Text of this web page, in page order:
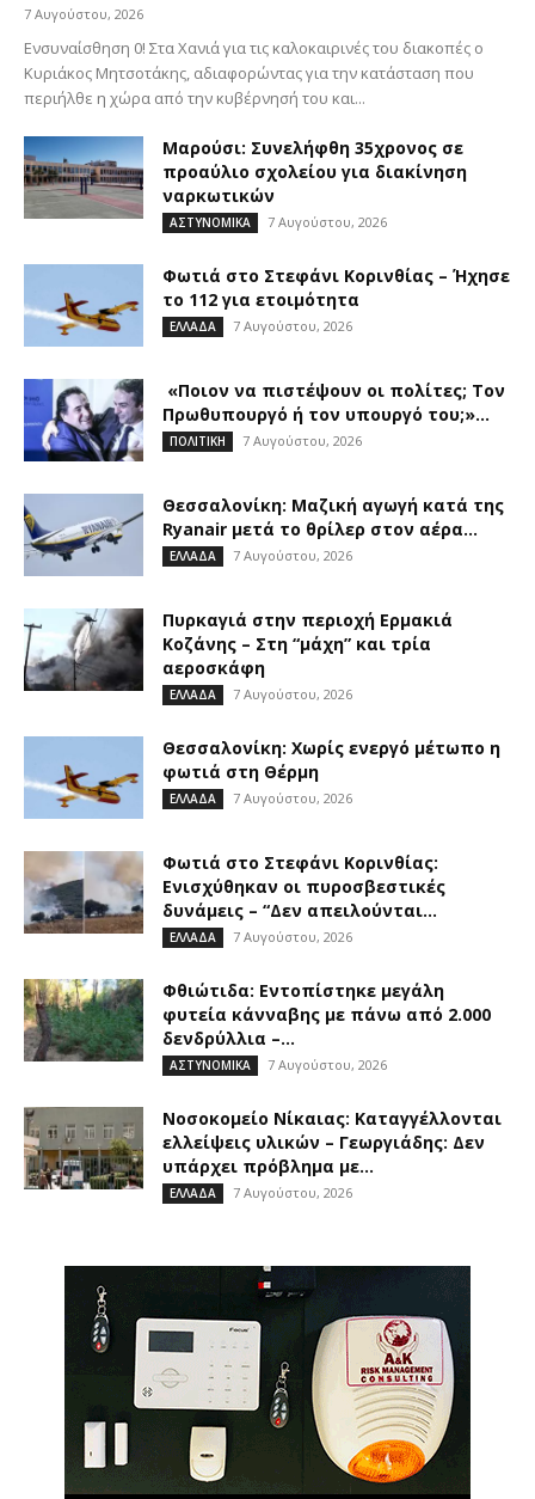
7 Αυγούστου, 2026
Ενσυναίσθηση 0! Στα Χανιά για τις καλοκαιρινές του διακοπές ο
Κυριάκος Μητσοτάκης, αδιαφορώντας για την κατάσταση που
περιήλθε η χώρα από την κυβέρνησή του και...
Μαρούσι: Συνελήφθη 35χρονος σε
προαύλιο σχολείου για διακίνηση
ναρκωτικών
ΑΣΤΥΝΟΜΙΚΑ 7 Αυγούστου, 2026
Φωτιά στο Στεφάνι Κορινθίας – Ήχησε
το 112 για ετοιμότητα
ΕΛΛΑΔΑ 7 Αυγούστου, 2026
«Ποιον να πιστέψουν οι πολίτες; Τον
Πρωθυπουργό ή τον υπουργό του;»...
ΠΟΛΙΤΙΚΗ 7 Αυγούστου, 2026
Θεσσαλονίκη: Μαζική αγωγή κατά της
Ryanair μετά το θρίλερ στον αέρα...
ΕΛΛΑΔΑ 7 Αυγούστου, 2026
Πυρκαγιά στην περιοχή Ερμακιά
Κοζάνης – Στη “μάχη” και τρία
αεροσκάφη
ΕΛΛΑΔΑ 7 Αυγούστου, 2026
Θεσσαλονίκη: Χωρίς ενεργό μέτωπο η
φωτιά στη Θέρμη
ΕΛΛΑΔΑ 7 Αυγούστου, 2026
Φωτιά στο Στεφάνι Κορινθίας:
Ενισχύθηκαν οι πυροσβεστικές
δυνάμεις – “Δεν απειλούνται...
ΕΛΛΑΔΑ 7 Αυγούστου, 2026
Φθιώτιδα: Εντοπίστηκε μεγάλη
φυτεία κάνναβης με πάνω από 2.000
δενδρύλλια –...
ΑΣΤΥΝΟΜΙΚΑ 7 Αυγούστου, 2026
Νοσοκομείο Νίκαιας: Καταγγέλλονται
ελλείψεις υλικών – Γεωργιάδης: Δεν
υπάρχει πρόβλημα με...
ΕΛΛΑΔΑ 7 Αυγούστου, 2026